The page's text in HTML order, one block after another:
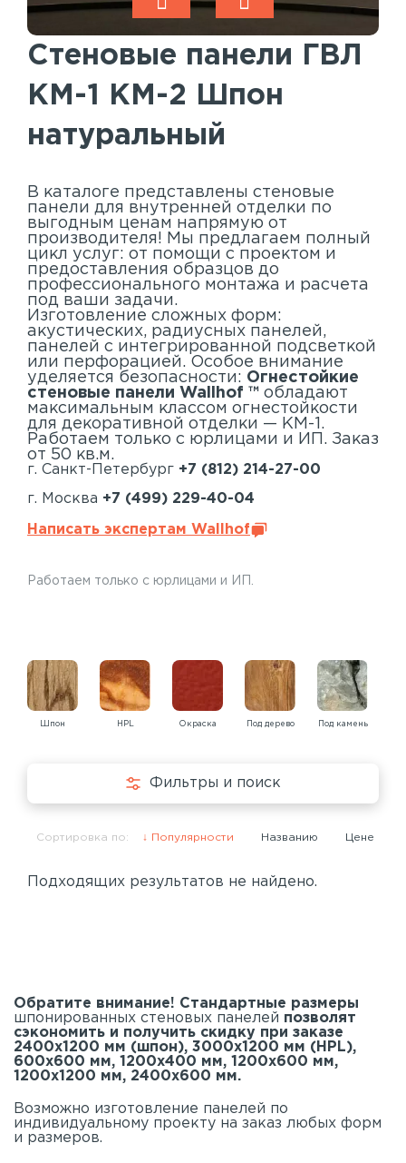
Акустические панели
Реечный потолок
Индивидуальные решения
Стеновые панели ГВЛ
КМ-1 КМ-2 Шпон
натуральный
В каталоге представлены стеновые
панели для внутренней отделки по
выгодным ценам напрямую от
производителя! Мы предлагаем полный
цикл услуг: от помощи с проектом и
предоставления образцов до
профессионального монтажа и расчета
под ваши задачи.
Изготовление сложных форм:
акустических, радиусных панелей,
панелей с интегрированной подсветкой
или перфорацией. Особое внимание
уделяется безопасности: Огнестойкие
стеновые панели Wallhof ™ обладают
максимальным классом огнестойкости
для декоративной отделки — КМ-1.
Работаем только с юрлицами и ИП. Заказ
от 50 кв.м.
г. Санкт-Петербург +7 (812) 214-27-00
г. Москва +7 (499) 229-40-04
Написать экспертам Wallhof
Работаем только с юрлицами и ИП.
Шпон HPL Окраска Под дерево Под камень
Фильтры и поиск
Сортировка по: Популярности Названию Цене
Подходящих результатов не найдено.
Обратите внимание! Стандартные размеры
шпонированных стеновых панелей позволят
сэкономить и получить скидку при заказе
2400х1200 мм (шпон), 3000х1200 мм (HPL),
600х600 мм, 1200х400 мм, 1200х600 мм,
1200х1200 мм, 2400х600 мм.
Возможно изготовление панелей по
индивидуальному проекту на заказ любых форм
и размеров.